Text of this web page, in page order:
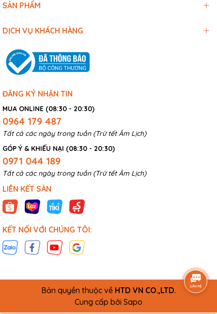
SẢN PHẨM
DỊCH VỤ KHÁCH HÀNG
ĐĂNG KÝ NHẬN TIN
MUA ONLINE (08:30 - 20:30)
0964 179 487
Tất cả các ngày trong tuần (Trừ tết Âm Lịch)
GÓP Ý & KHIẾU NẠI (08:30 - 20:30)
0971 044 189
Tất cả các ngày trong tuần (Trừ tết Âm Lịch)
LIÊN KẾT SÀN
KẾT NỐI VỚI CHÚNG TÔI:
Bản quyền thuộc về HTD VN CO.,LTD.
Cung cấp bởi Sapo